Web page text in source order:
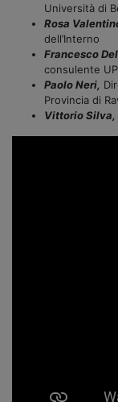
Università di
Rosa
dell’Interno
Francesco
consulente
Paolo Neri,
Provincia di
Vittorio Silva,